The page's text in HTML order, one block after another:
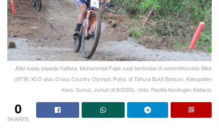
Atlet balap sepeda Kaltara, Muhammad Fajar saat berlomba di nomorMountain Bike
(MTB) XCO atau Cross Country Olympic Putra, di Tahura Bukit Barisan, Kabupaten
Karo, Sumut, Jumat (6/9/2024). (foto: Panitia Kontingen Kaltara)
0
SHARES